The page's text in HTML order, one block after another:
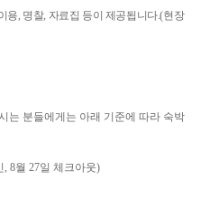
용, 명찰, 자료집 등이 제공됩니다.(현장
는 분들에게는 아래 기준에 따라 숙박
, 8월 27일 체크아웃)